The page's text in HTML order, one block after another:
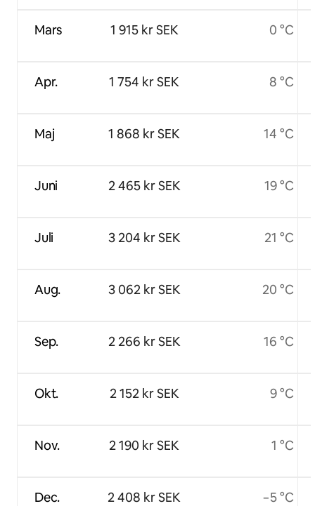
Mars
Apr.
Maj
Juni
Juli
Aug.
Sep.
Okt.
Nov.
Dec.
1 915 kr SEK
1 754 kr SEK
1 868 kr SEK
2 465 kr SEK
3 204 kr SEK
3 062 kr SEK
2 266 kr SEK
2 152 kr SEK
2 190 kr SEK
2 408 kr SEK
0 °C
8 °C
14 °C
19 °C
21 °C
20 °C
16 °C
9 °C
1 °C
−5 °C